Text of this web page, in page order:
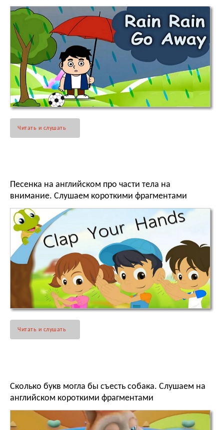
Читать и слушать
Песенка на английском про части тела на
внимание. Слушаем короткими фрагментами
Читать и слушать
Сколько букв могла бы съесть собака. Слушаем на
английском короткими фрагментами